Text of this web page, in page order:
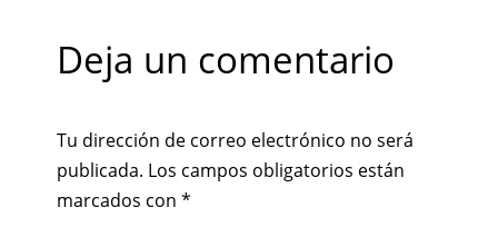
Deja un comentario
Tu dirección de correo electrónico no será
publicada. Los campos obligatorios están
marcados con *